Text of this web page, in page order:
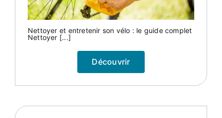
Nettoyer et entretenir son vélo : le guide complet
Nettoyer [...]
Découvrir